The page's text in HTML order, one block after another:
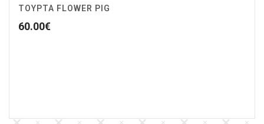
ΤΟΥΡΤΑ FLOWER PIG
60.00€